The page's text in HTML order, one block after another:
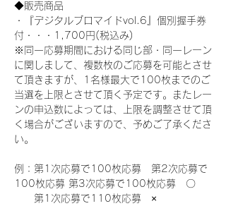
◆販売商品
・『デジタルブロマイドvol.6』個別握手券
付・・・1,700円(税込み)
※同一応募期間における同じ部・同一レーン
に関しまして、複数枚のご応募を可能とさせ
て頂きますが、1名様最大で100枚までのご
当選を上限とさせて頂く予定です。またレー
ンの申込数によっては、上限を調整させて頂
く場合がございますので、予めご了承くださ
い。
例：第1次応募で100枚応募　第2次応募で
100枚応募 第3次応募で100枚応募　〇
第1次応募で110枚応募　×